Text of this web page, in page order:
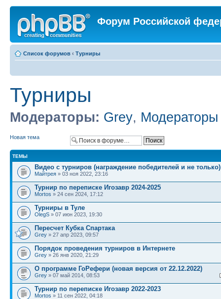
Форум Российской
Список форумов ‹ Турниры
Турниры
Модераторы: Grey,
Новая тема
ТЕМЫ
Видео с турниров (награждение победителей и не только)
Майтрея » 03 ноя 2022, 23:16
Турнир по переписке Игозавр 2024-2025
Mortos » 24 сен 2024, 17:12
Турниры в Туле
OlegS » 07 июн 2023, 19:30
Пересчет Кубка Спартака
Grey » 27 апр 2023, 09:57
Порядок проведения турниров в Интернете
Grey » 26 янв 2020, 21:29
О программе ГоРефери (новая версия от 22.12.2022)
Grey » 07 май 2014, 08:53
Турнир по переписке Игозавр 2022-2023
Mortos » 11 сен 2022, 04:18